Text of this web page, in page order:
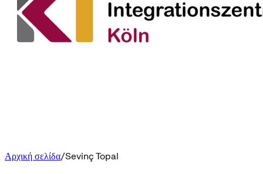
Αρχική σελίδα Sevinç Topal